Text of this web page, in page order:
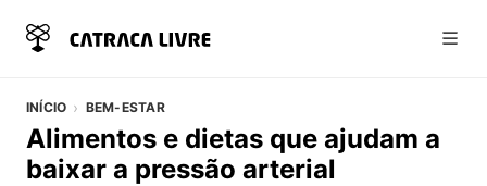
INÍCIO BEM-ESTAR
Alimentos e dietas que ajudam a
baixar a pressão arterial